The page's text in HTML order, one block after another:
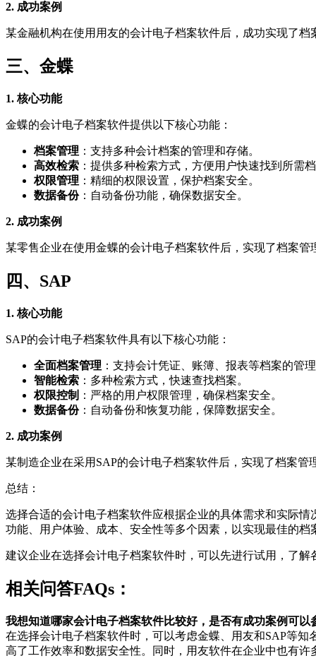
2. 成功案例
某金融机构在使用用友的会计电子档案软件后，成功实现了
三、金蝶
1. 核心功能
金蝶的会计电子档案软件提供以下核心功能：
档案管理 ：支持多种会计档案的管理和存储。
高效检索 ：提供多种检索方式，方便用户快速找到所需
权限管理 ：精细的权限设置，保护档案安全。
数据备份：自动备份功能，确保数据安全。
2. 成功案例
某零售企业在使用金蝶的会计电子档案软件后，实现了档案
四、SAP
1. 核心功能
SAP的会计电子档案软件具有以下核心功能：
全面档案管理 ：支持会计凭证、账簿、报表等档案的管
智能检索 ：多种检索方式，快速查找档案。
权限控制 ：严格的用户权限管理，确保档案安全。
数据备份：自动备份和恢复功能，保障数据安全。
2. 成功案例
某制造企业在采用SAP的会计电子档案软件后，实现了档案
总结：
选择合适的会计电子档案软件应根据企业的具体需求和实际情
功能、用户体验、成本、安全性等多个因素，以实现最佳的档
建议企业在选择会计电子档案软件时，可以先进行试用，了
相关问答FAQs：
我想知道哪家会计电子档案软件比较好，是否有成功案例可以
在选择会计电子档案软件时，可以考虑金蝶、用友和SAP等
高了工作效率和数据安全性。同时，用友软件在企业中也有